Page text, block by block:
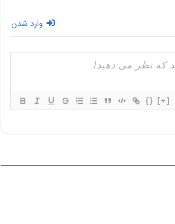
وارد شدن
{} [+]